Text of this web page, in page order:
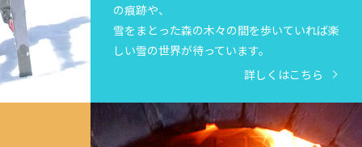
の痕跡や、
雪をまとった森の木々の間を歩いていれば楽
しい雪の世界が待っています。
詳しくはこちら